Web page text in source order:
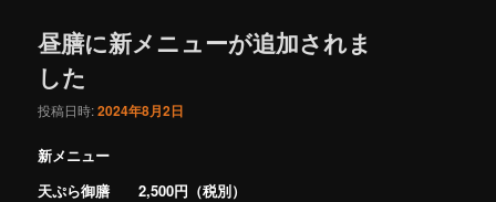
昼膳に新メニューが追加されま
した
投稿日時:2024年8月2日
新メニュー
天ぷら御膳 2,500円（税別）